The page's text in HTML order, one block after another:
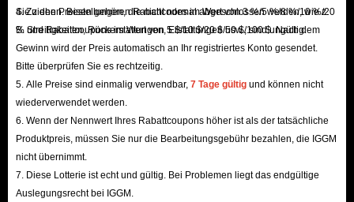
Sie ziehen. Bestellungen, die nicht normal abgeschlossen werden, wie z.
B. Streitigkeiten, Rückerstattungen, Erstattungen usw., sind ungültig.
4. Zu den Preisen gehören Rabattcodes im Wert von 3 %/5 %/8 %/10 %/20
% und Rabattcoupons im Wert von 5 $/10 $/20 $/50 $/100 $. Nach dem
Gewinn wird der Preis automatisch an Ihr registriertes Konto gesendet.
Bitte überprüfen Sie es rechtzeitig.
5. Alle Preise sind einmalig verwendbar, 7 Tage gültig und können nicht
wiederverwendet werden.
6. Wenn der Nennwert Ihres Rabattcoupons höher ist als der tatsächliche
Produktpreis, müssen Sie nur die Bearbeitungsgebühr bezahlen, die IGGM
nicht übernimmt.
7. Diese Lotterie ist echt und gültig. Bei Problemen liegt das endgültige
Auslegungsrecht bei IGGM.